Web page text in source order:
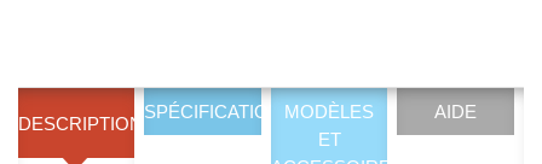
DESCRIPTION
SPÉCIFICATIONSMODÈLES
ET
AIDE